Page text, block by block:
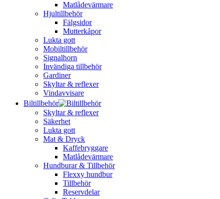
Matlådevärmare
Hjultillbehör
Fälgsidor
Mutterkåpor
Lukta gott
Mobiltillbehör
Signalhorn
Invändiga tillbehör
Gardiner
Skyltar & reflexer
Vindavvisare
Biltillbehör
Skyltar & reflexer
Säkerhet
Lukta gott
Mat & Dryck
Kaffebryggare
Matlådevärmare
Hundburar & Tillbehör
Flexxy hundbur
Tillbehör
Reservdelar